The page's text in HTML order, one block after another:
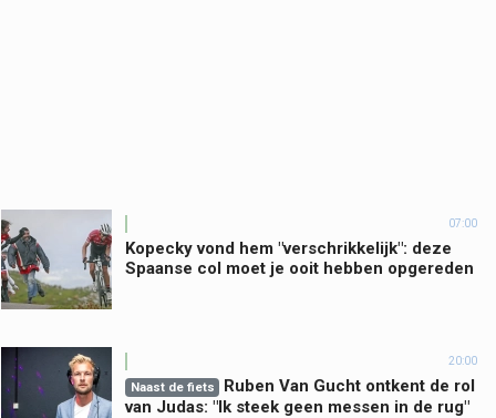
07:00
Kopecky vond hem "verschrikkelijk": deze
Spaanse col moet je ooit hebben opgereden
20:00
Naast de fiets
Ruben Van Gucht ontkent de rol
van Judas: "Ik steek geen messen in de rug"